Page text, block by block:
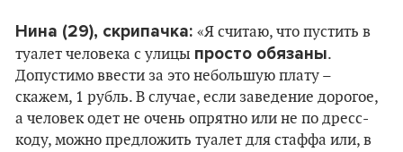
Нина (29), скрипачка: «Я считаю, что пустить в
туалет человека с улицы просто обязаны.
Допустимо ввести за это небольшую плату –
скажем, 1 рубль. В случае, если заведение дорогое,
а человек одет не очень опрятно или не по дресс-
коду, можно предложить туалет для стаффа или, в